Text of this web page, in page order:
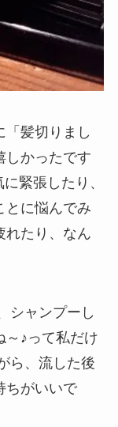
「髪切りまし
しかったです
緊張したり、
とに悩んでみ
れたり、なん
シャンプーし
～♪って私だけ
ら、流した後
ちがいいで